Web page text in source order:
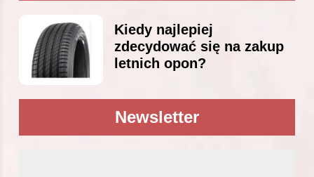
Kiedy najlepiej
zdecydować się na zakup
letnich opon?
Newsletter